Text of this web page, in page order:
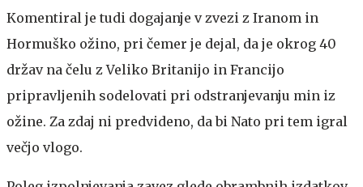
Komentiral je tudi dogajanje v zvezi z Iranom in
Hormuško ožino, pri čemer je dejal, da je okrog 40
držav na čelu z Veliko Britanijo in Francijo
pripravljenih sodelovati pri odstranjevanju min iz
ožine. Za zdaj ni predvideno, da bi Nato pri tem igral
večjo vlogo.